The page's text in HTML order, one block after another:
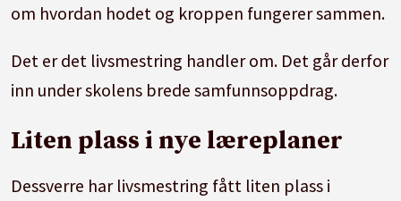
om hvordan hodet og kroppen fungerer sammen.
Det er det livsmestring handler om. Det går derfor
inn under skolens brede samfunnsoppdrag.
Liten plass i nye læreplaner
Dessverre har livsmestring fått liten plass i